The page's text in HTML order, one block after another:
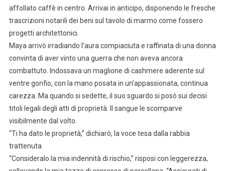
affollato caffè in centro. Arrivai in anticipo, disponendo le fresche
trascrizioni notarili dei beni sul tavolo di marmo come fossero
progetti architettonici.
Maya arrivò irradiando l’aura compiaciuta e raffinata di una donna
convinta di aver vinto una guerra che non aveva ancora
combattuto. Indossava un maglione di cashmere aderente sul
ventre gonfio, con la mano posata in un’appassionata, continua
carezza. Ma quando si sedette, il suo sguardo si posò sui decisi
titoli legali degli atti di proprietà. Il sangue le scomparve
visibilmente dal volto.
“Ti ha dato le proprietà,” dichiarò, la voce tesa dalla rabbia
trattenuta.
“Consideralo la mia indennità di rischio,” risposi con leggerezza,